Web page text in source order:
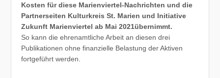
Kosten für diese Marienviertel-Nachrichten und die
Partnerseiten Kulturkreis St. Marien und Initiative
Zukunft Marienviertel ab Mai 2021übernimmt.
So kann die ehrenamtliche Arbeit an diesen drei
Publikationen ohne finanzielle Belastung der Aktiven
fortgeführt werden.